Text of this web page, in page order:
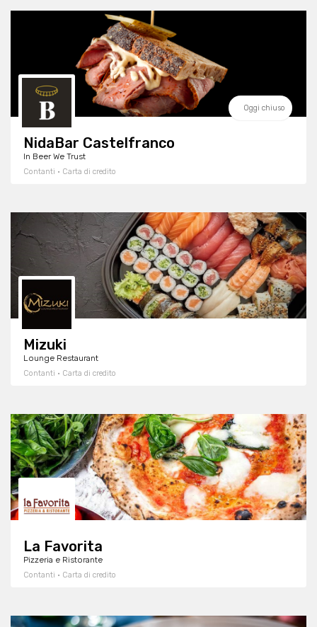
Oggi chiuso
NidaBar Castelfranco
In Beer We Trust
Contanti · Carta di credito
Mizuki
Lounge Restaurant
Contanti · Carta di credito
La Favorita
Pizzeria e Ristorante
Contanti · Carta di credito